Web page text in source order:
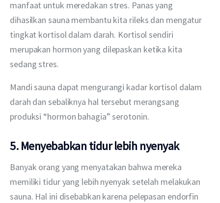
manfaat untuk meredakan stres. Panas yang
dihasilkan sauna membantu kita rileks dan mengatur
tingkat kortisol dalam darah. Kortisol sendiri
merupakan hormon yang dilepaskan ketika kita
sedang stres.
Mandi sauna dapat mengurangi kadar kortisol dalam
darah dan sebaliknya hal tersebut merangsang
produksi “hormon bahagia” serotonin.
5. Menyebabkan tidur lebih nyenyak
Banyak orang yang menyatakan bahwa mereka
memiliki tidur yang lebih nyenyak setelah melakukan
sauna. Hal ini disebabkan karena pelepasan endorfin